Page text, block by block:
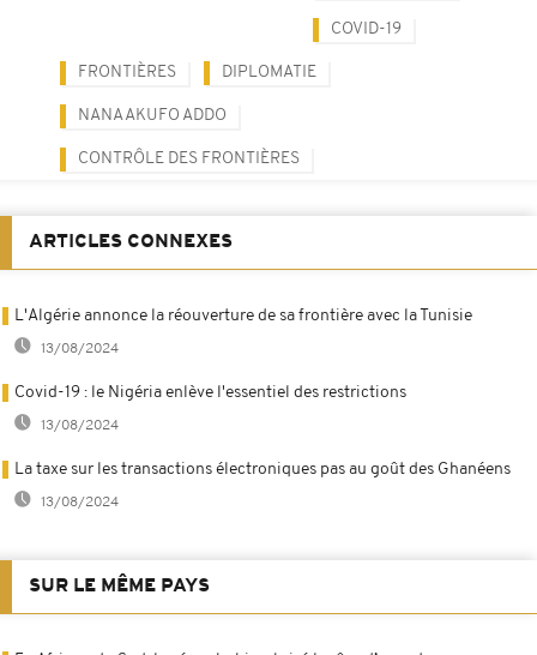
COVID-19
FRONTIÈRES DIPLOMATIE
NANA AKUFO ADDO
CONTRÔLE DES FRONTIÈRES
ARTICLES CONNEXES
L'Algérie annonce la réouverture de sa frontière avec la Tunisie
13/08/2024
Covid-19 : le Nigéria enlève l'essentiel des restrictions
13/08/2024
La taxe sur les transactions électroniques pas au goût des Ghanéens
13/08/2024
SUR LE MÊME PAYS